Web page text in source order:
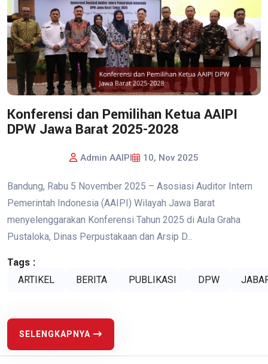
Konferensi dan Pemilihan Ketua AAIPI
DPW Jawa Barat 2025-2028
Admin AAIPI 10, Nov 2025
Bandung, Rabu 5 November 2025 – Asosiasi Auditor Intern
Pemerintah Indonesia (AAIPI) Wilayah Jawa Barat
menyelenggarakan Konferensi Tahun 2025 di Aula Graha
Pustaloka, Dinas Perpustakaan dan Arsip D...
Tags :
ARTIKEL BERITA PUBLIKASI DPW
SELENGKAPNYA